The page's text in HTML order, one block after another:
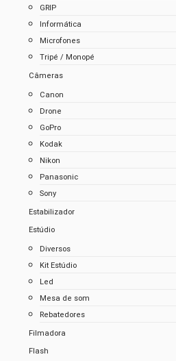
GRIP
Informática
Microfones
Tripé / Monopé
Câmeras
Canon
Drone
GoPro
Kodak
Nikon
Panasonic
Sony
Estabilizador
Estúdio
Diversos
Kit Estúdio
Led
Mesa de som
Rebatedores
Filmadora
Flash